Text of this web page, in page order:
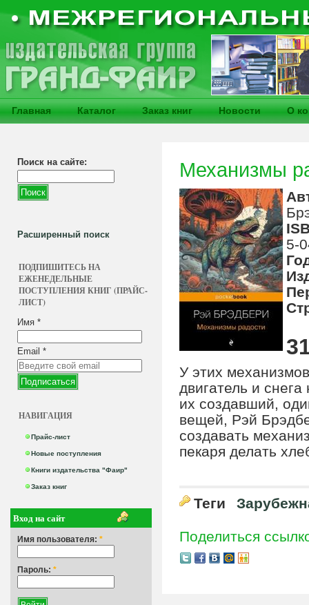
Главная Каталог Заказ книг Новости О
Поиск на сайте:
Расширенный поиск
ПОДПИШИТЕСЬ НА
ЕЖЕНЕДЕЛЬНЫЕ
ПОСТУПЛЕНИЯ КНИГ (ПРАЙС-
ЛИСТ)
Имя *
Email *
НАВИГАЦИЯ
Прайс-лист
Новые поступления
Книги издательства "Фаир"
Заказ книг
Вход на сайт
Имя пользователя: *
Пароль: *
Механизмы
5-
У этих
двигатель и
их создавший,
вещей, Рэй
создавать
пекаря делать
Теги
Поделиться